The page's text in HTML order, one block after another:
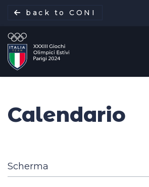
back to CONI
La missione
Discipline
Calendario